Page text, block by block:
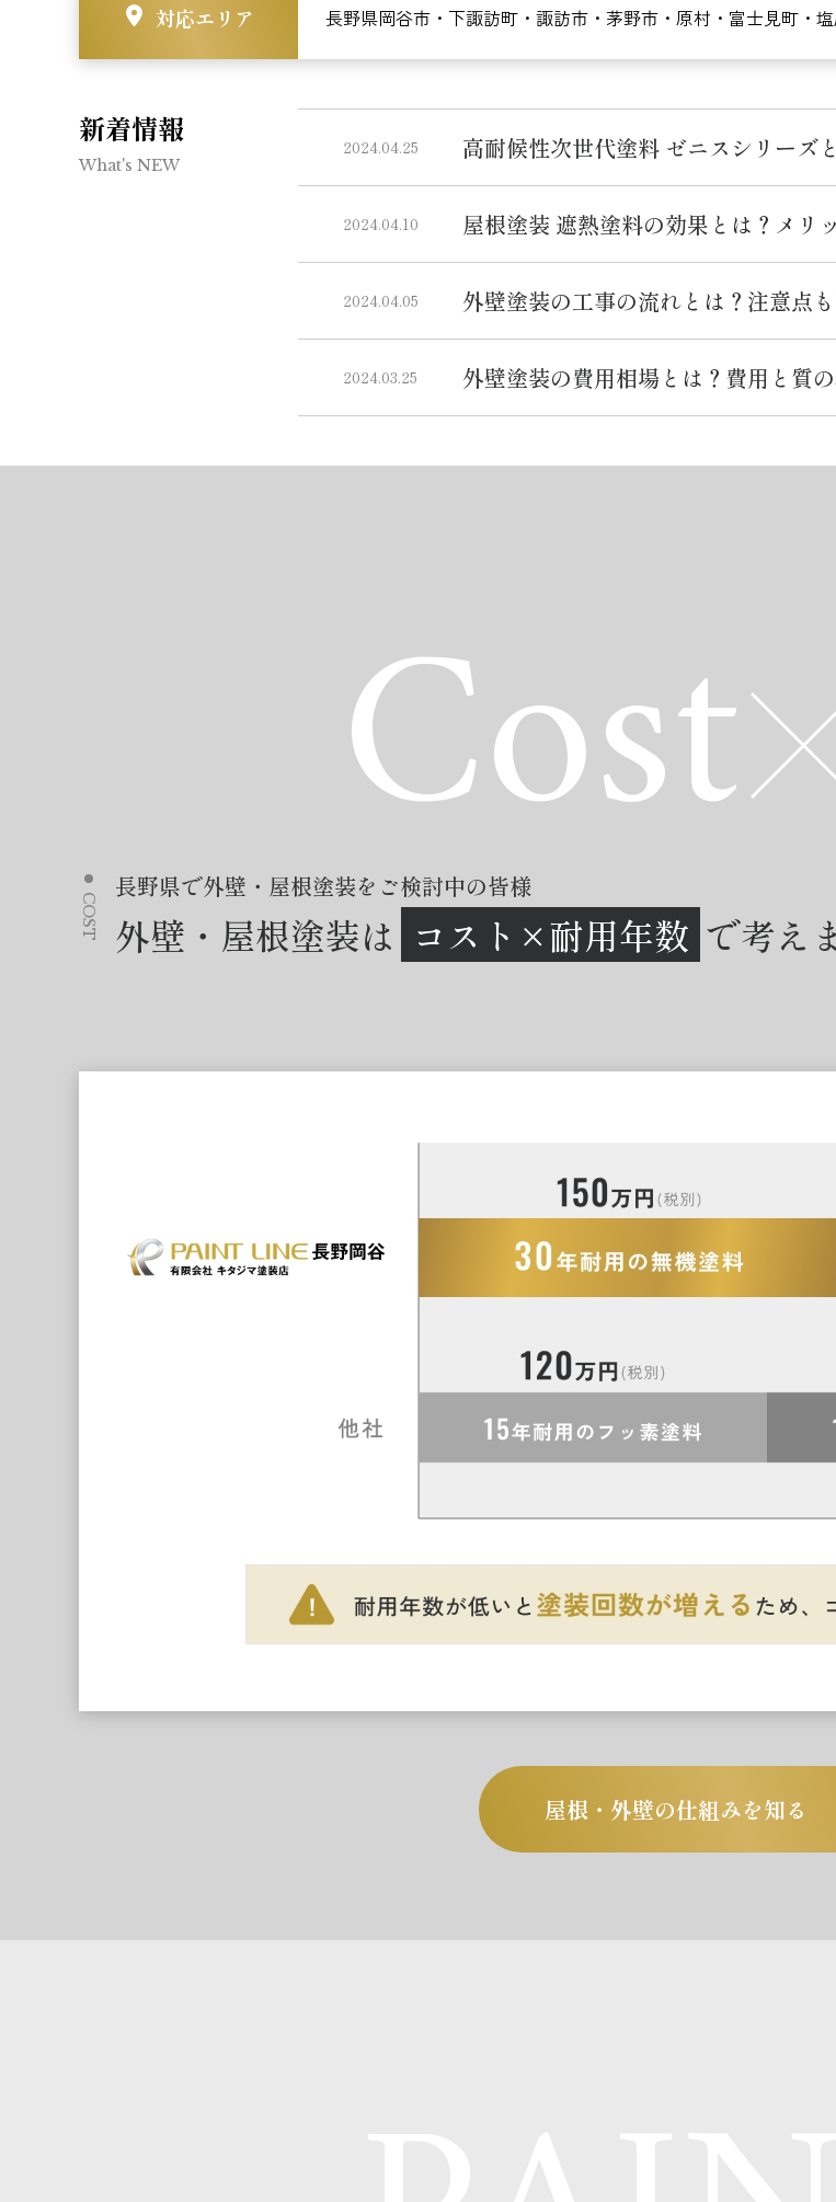
対応エリア 長野県岡谷市・下諏訪町・諏訪市・茅野市・原村・富士見町・
新着情報
What's NEW
2024.04.25 高耐候性次世代塗料 ゼニスシリーズ
2024.04.10 屋根塗装 遮熱塗料の効果とは？メリ
2024.04.05 外壁塗装の工事の流れとは？注意点
2024.03.25 外壁塗装の費用相場とは？費用と質
Cost
COST
長野県で外壁・屋根塗装をご検討中の皆様
外壁・屋根塗装は コスト×耐用年数 で考え
屋根・外壁の仕組みを知る